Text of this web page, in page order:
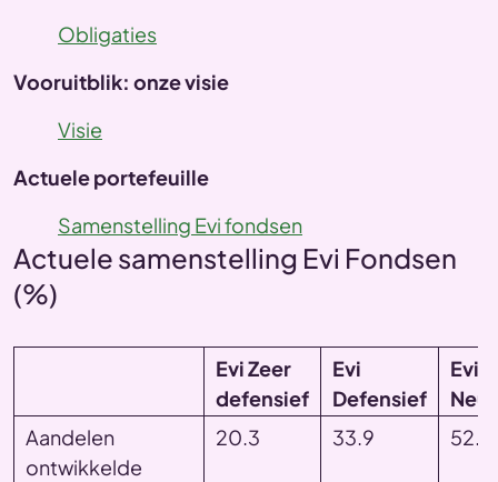
Obligaties
Vooruitblik: onze visie
Visie
Actuele portefeuille
Samenstelling Evi fondsen
Actuele samenstelling Evi Fondsen
(%)
Evi Zeer
defensief
Evi
Defensief
Evi
Aandelen
ontwikkelde
20.3 33.9 52.1